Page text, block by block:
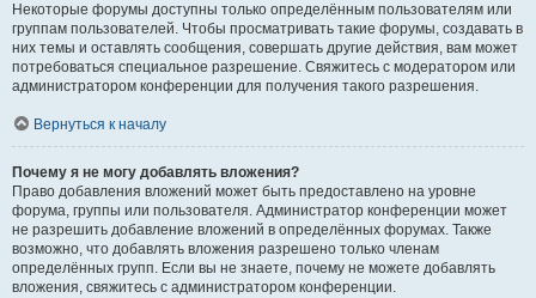
Некоторые форумы доступны только определённым пользователям или
группам пользователей. Чтобы просматривать такие форумы, создавать в
них темы и оставлять сообщения, совершать другие действия, вам может
потребоваться специальное разрешение. Свяжитесь с модератором или
администратором конференции для получения такого разрешения.
Вернуться к началу
Почему я не могу добавлять вложения?
Право добавления вложений может быть предоставлено на уровне
форума, группы или пользователя. Администратор конференции может
не разрешить добавление вложений в определённых форумах. Также
возможно, что добавлять вложения разрешено только членам
определённых групп. Если вы не знаете, почему не можете добавлять
вложения, свяжитесь с администратором конференции.